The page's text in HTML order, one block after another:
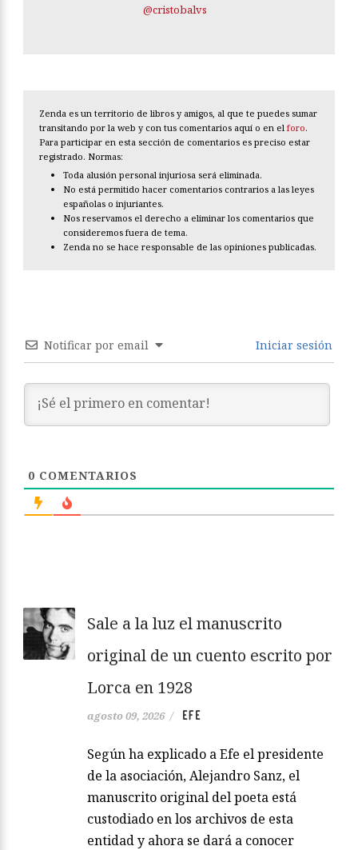
@cristobalvs
Zenda es un territorio de libros y amigos, al que te puedes sumar
transitando por la web y con tus comentarios aquí o en el foro.
Para participar en esta sección de comentarios es preciso estar
registrado. Normas:
Toda alusión personal injuriosa será eliminada.
No está permitido hacer comentarios contrarios a las leyes
españolas o injuriantes.
Nos reservamos el derecho a eliminar los comentarios que
consideremos fuera de tema.
Zenda no se hace responsable de las opiniones publicadas.
Notificar por email Iniciar sesión
0 COMENTARIOS
Sale a la luz el manuscrito
original de un cuento escrito por
Lorca en 1928
agosto 09, 2026 / EFE
Según ha explicado a Efe el presidente
de la asociación, Alejandro Sanz, el
manuscrito original del poeta está
custodiado en los archivos de esta
entidad y ahora se dará a conocer